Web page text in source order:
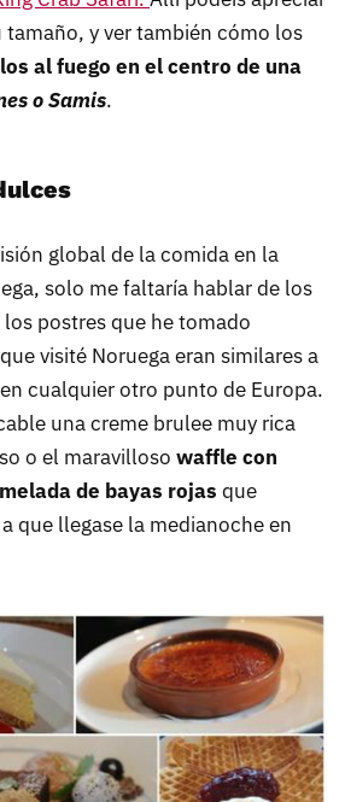
y ver también cómo los
al fuego en el centro de una
o Samis.
global de la comida en la
solo me faltaría hablar de los
postres que he tomado
visité Noruega eran similares a
cualquier otro punto de Europa.
una creme brulee muy rica
o el maravilloso waffle con
de bayas rojas que
que llegase la medianoche en